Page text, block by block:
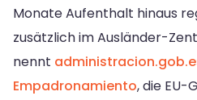
Monate Aufenthalt hinaus
zusätzlich im Ausländer-
nennt
Empadronamiento, die EU-